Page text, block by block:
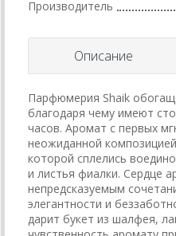
Производитель
Описание
Парфюмерия Shaik
благодаря чему имеют
часов. Аромат с первых
неожиданной
которой сплелись
и листья фиалки. Сердце
непредсказуемым
элегантности и
дарит букет из шалфея,